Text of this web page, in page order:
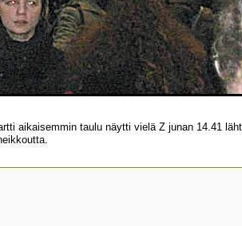
aikaisemmin taulu näytti vielä Z junan 14.41